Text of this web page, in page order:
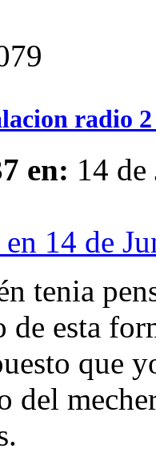
radio
en: 14
14 de
tenia
de esta
que
del